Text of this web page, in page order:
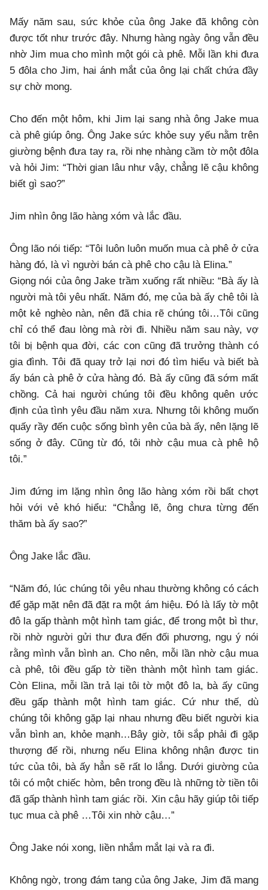
Mấy năm sau, sức khỏe của ông Jake đã không còn
được tốt như trước đây. Nhưng hàng ngày ông vẫn đều
nhờ Jim mua cho mình một gói cà phê. Mỗi lần khi đưa
5 đôla cho Jim, hai ánh mắt của ông lại chất chứa đầy
sự chờ mong.
Cho đến một hôm, khi Jim lại sang nhà ông Jake mua
cà phê giúp ông. Ông Jake sức khỏe suy yếu nằm trên
giường bệnh đưa tay ra, rồi nhẹ nhàng cầm tờ một đôla
và hỏi Jim: “Thời gian lâu như vậy, chẳng lẽ cậu không
biết gì sao?”
Jim nhìn ông lão hàng xóm và lắc đầu.
Ông lão nói tiếp: “Tôi luôn luôn muốn mua cà phê ở cửa
hàng đó, là vì người bán cà phê cho cậu là Elina.”
Giọng nói của ông Jake trầm xuống rất nhiều: “Bà ấy là
người mà tôi yêu nhất. Năm đó, mẹ của bà ấy chê tôi là
một kẻ nghèo nàn, nên đã chia rẽ chúng tôi…Tôi cũng
chỉ có thể đau lòng mà rời đi. Nhiều năm sau này, vợ
tôi bị bệnh qua đời, các con cũng đã trưởng thành có
gia đình. Tôi đã quay trở lại nơi đó tìm hiểu và biết bà
ấy bán cà phê ở cửa hàng đó. Bà ấy cũng đã sớm mất
chồng. Cả hai người chúng tôi đều không quên ước
định của tình yêu đầu năm xưa. Nhưng tôi không muốn
quấy rầy đến cuộc sống bình yên của bà ấy, nên lặng lẽ
sống ở đây. Cũng từ đó, tôi nhờ cậu mua cà phê hộ
tôi.”
Jim đứng im lặng nhìn ông lão hàng xóm rồi bất chợt
hỏi với vẻ khó hiểu: “Chẳng lẽ, ông chưa từng đến
thăm bà ấy sao?”
Ông Jake lắc đầu.
“Năm đó, lúc chúng tôi yêu nhau thường không có cách
để gặp mặt nên đã đặt ra một ám hiệu. Đó là lấy tờ một
đô la gấp thành một hình tam giác, để trong một bì thư,
rồi nhờ người gửi thư đưa đến đối phương, ngụ ý nói
rằng mình vẫn bình an. Cho nên, mỗi lần nhờ cậu mua
cà phê, tôi đều gấp tờ tiền thành một hình tam giác.
Còn Elina, mỗi lần trả lại tôi tờ một đô la, bà ấy cũng
đều gấp thành một hình tam giác. Cứ như thế, dù
chúng tôi không gặp lại nhau nhưng đều biết người kia
vẫn bình an, khỏe mạnh…Bây giờ, tôi sắp phải đi gặp
thượng đế rồi, nhưng nếu Elina không nhận được tin
tức của tôi, bà ấy hẳn sẽ rất lo lắng. Dưới giường của
tôi có một chiếc hòm, bên trong đều là những tờ tiền tôi
đã gấp thành hình tam giác rồi. Xin cậu hãy giúp tôi tiếp
tục mua cà phê …Tôi xin nhờ cậu…”
Ông Jake nói xong, liền nhắm mắt lại và ra đi.
Không ngờ, trong đám tang của ông Jake, Jim đã mang